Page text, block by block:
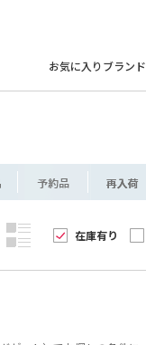
お気に入りブラン
在庫有り